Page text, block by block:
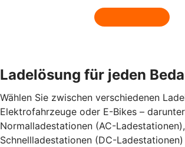
Ladelösung für jeden
Wählen Sie zwischen verschiedenen
Elektrofahrzeuge oder E-Bikes – darunter
Normalladestationen (AC-
Schnellladestationen (DC-